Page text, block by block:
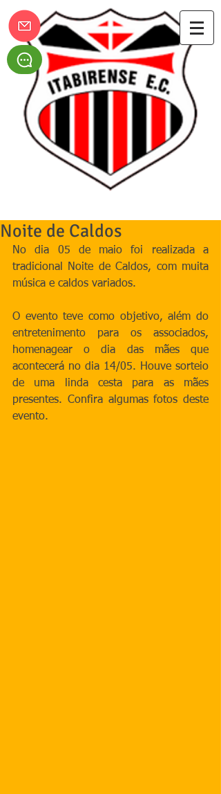
Noite de Caldos
No dia 05 de maio foi realizada a
tradicional Noite de Caldos, com muita
música e caldos variados.
O evento teve como objetivo, além do
entretenimento para os associados,
homenagear o dia das mães que
acontecerá no dia 14/05. Houve sorteio
de uma linda cesta para as mães
presentes. Confira algumas fotos deste
evento.